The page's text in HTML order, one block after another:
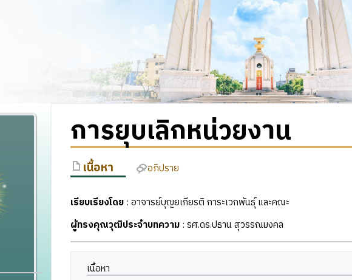
การยุบเลิกหน่วยงาน
เนื้อหา อภิปราย
เรียบเรียงโดย: อาจารย์บุญยเกียรติ การะเวกพันธุ์ และคณะ
ผู้ทรงคุณวุฒิประจำบทความ: รศ.ดร.ปธาน สุวรรณมงคล
เนื้อหา